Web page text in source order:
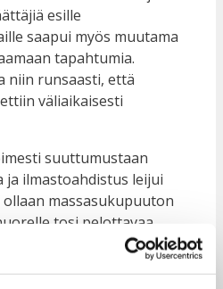
esille
saapui myös muutama
tapahtumia.
niin runsaasti, että
väliaikaisesti
suuttumustaan
ilmastoahdistus leijui
ollaan massasukupuuton
tosi pelottavaa